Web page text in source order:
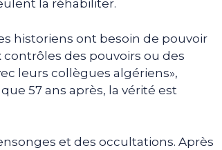
la réhabiliter.
historiens ont besoin de pouvoir
des pouvoirs ou des
leurs collègues algériens»,
57 ans après, la vérité est
et des occultations. Après